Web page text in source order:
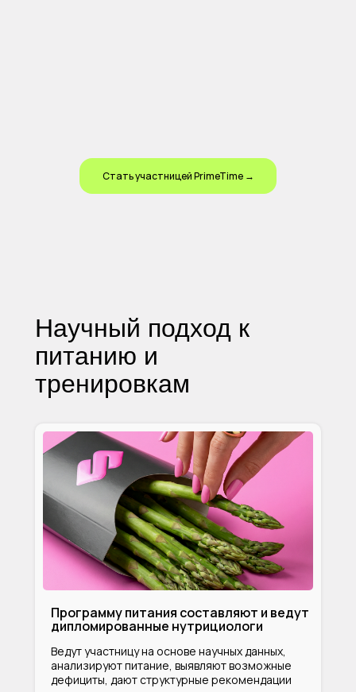
Стать участницей PrimeTime →
Научный подход к
питанию и
тренировкам
Ведут участницу на основе научных данных,
анализируют питание, выявляют возможные
дефициты, дают структурные рекомендации
Программу питания составляют и ведут
дипломированные нутрициологи